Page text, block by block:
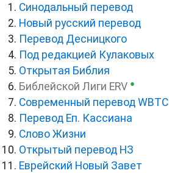
Синодальный перевод
Новый русский перевод
Перевод Десницкого
Под редакцией Кулаковых
Открытая Библия
Библейской Лиги ERV ●
Cовременный перевод WBTC
Перевод Еп. Кассиана
Слово Жизни
Открытый перевод НЗ
Еврейский Новый Завет